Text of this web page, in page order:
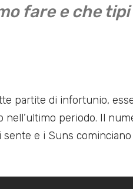
fare e che
partite di infortunio,
periodo. Il
e i Suns